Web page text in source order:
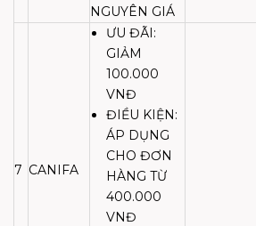
NGUYÊN GIÁ
7 CANIFA
ƯU ĐÃI:
GIẢM
100.000
VNĐ
ĐIỀU KIỆN:
ÁP DỤNG
CHO ĐƠN
HÀNG TỪ
400.000
VNĐ